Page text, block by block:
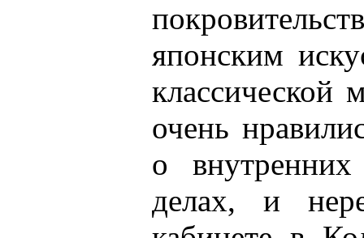
японским
классической
очень
о
делах, и